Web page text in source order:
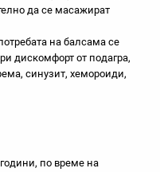
да се масажират
на балсама се
дискомфорт от подагра,
синузит, хемороиди,
по време на